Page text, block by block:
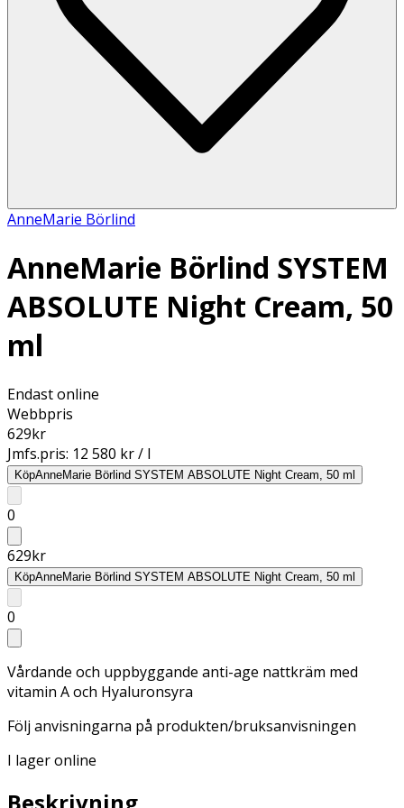
AnneMarie Börlind
AnneMarie Börlind SYSTEM
ABSOLUTE Night Cream, 50
ml
Endast online
Webbpris
629kr
Jmfs.pris: 12 580 kr / l
KöpAnneMarie Börlind SYSTEM ABSOLUTE Night Cream, 50 ml
0
629kr
KöpAnneMarie Börlind SYSTEM ABSOLUTE Night Cream, 50 ml
0
Vårdande och uppbyggande anti-age nattkräm med
vitamin A och Hyaluronsyra
Följ anvisningarna på produkten/bruksanvisningen
I lager online